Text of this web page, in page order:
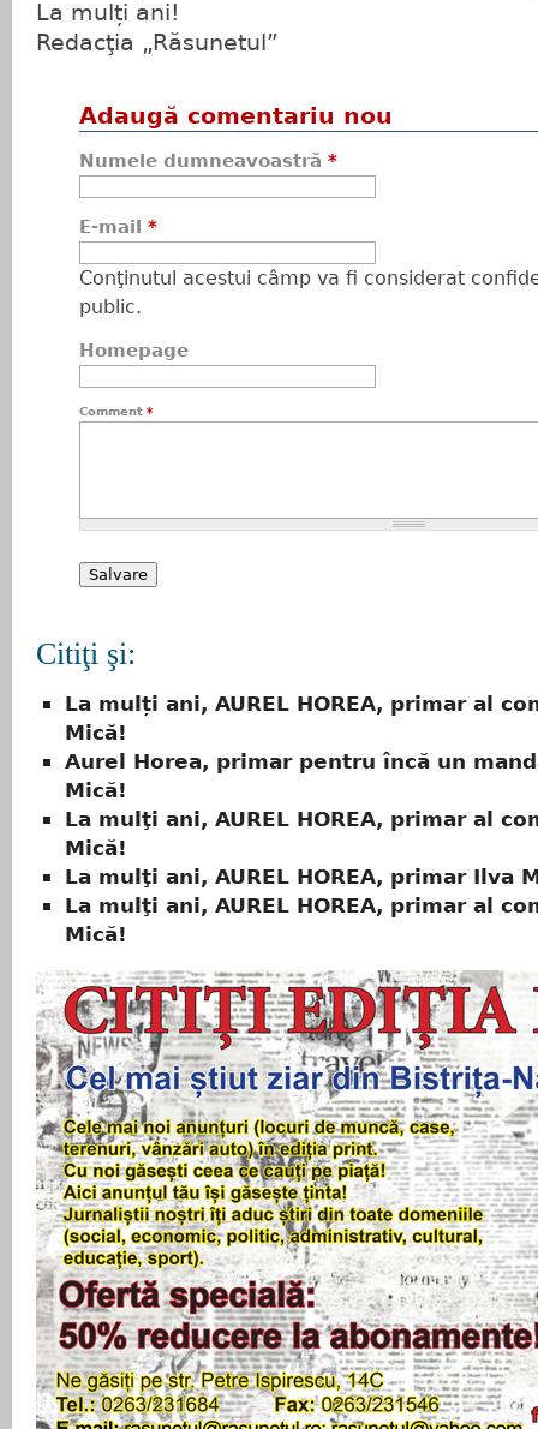
La mulți ani!
Redacţia „Răsunetul”
Adaugă comentariu nou
Numele dumneavoastră *
E-mail *
Conţinutul acestui câmp va fi considerat
public.
Homepage
Comment *
Citiţi şi:
La mulți ani, AUREL HOREA, primar al
Mică!
Aurel Horea, primar pentru încă un
Mică!
La mulţi ani, AUREL HOREA, primar al
Mică!
La mulţi ani, AUREL HOREA, primar Ilva
La mulţi ani, AUREL HOREA, primar al
Mică!